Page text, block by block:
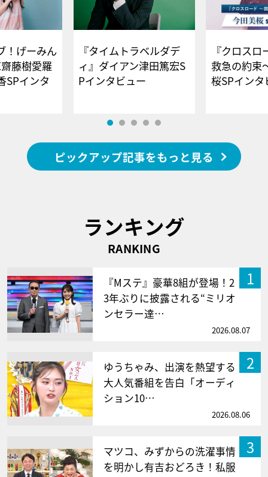
！げーみん
藤樹愛羅
SPインタ
『タイムトラベルダデ
ィ』ダイアン津田篤宏S
Pインタビュー
『クロス
救急の約束
桜SPイ
ピックアップ記事をもっと見る
ランキング
RANKING
1
『Mステ』豪華8組が登場！2
3年ぶりに披露される“ミリオ
ンセラー達…
2026.08.07
2
ゆうちゃみ、出演を熱望する
大人気番組を告白「オーディ
ション10…
2026.08.06
3
マツコ、みずからの洗濯事情
を明かし有吉おどろき！私服